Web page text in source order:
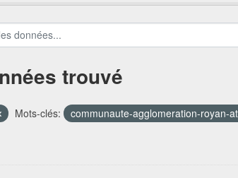
trouvé
Mots-clés:
communaute-agglomeration-royan-